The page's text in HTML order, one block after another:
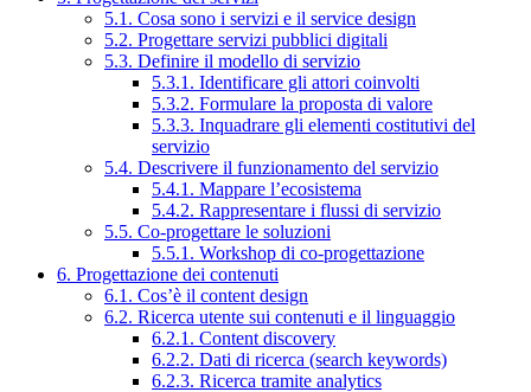
5.1. Cosa sono i servizi e il service design
5.2. Progettare servizi pubblici digitali
5.3. Definire il modello di servizio
5.3.1. Identificare gli attori coinvolti
5.3.2. Formulare la proposta di valore
5.3.3. Inquadrare gli elementi costitutivi del
servizio
5.4. Descrivere il funzionamento del servizio
5.4.1. Mappare l’ecosistema
5.4.2. Rappresentare i flussi di servizio
5.5. Co-progettare le soluzioni
5.5.1. Workshop di co-progettazione
6. Progettazione dei contenuti
6.1. Cos’è il content design
6.2. Ricerca utente sui contenuti e il linguaggio
6.2.1. Content discovery
6.2.2. Dati di ricerca (search keywords)
6.2.3. Ricerca tramite analytics